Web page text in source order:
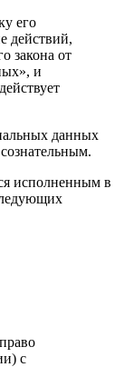
его
действий,
закона от
и
данных
исполненным в
с